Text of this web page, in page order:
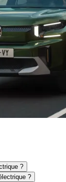
Quand va sortir le nouveau Citroën C3 Aircross électrique ?
?